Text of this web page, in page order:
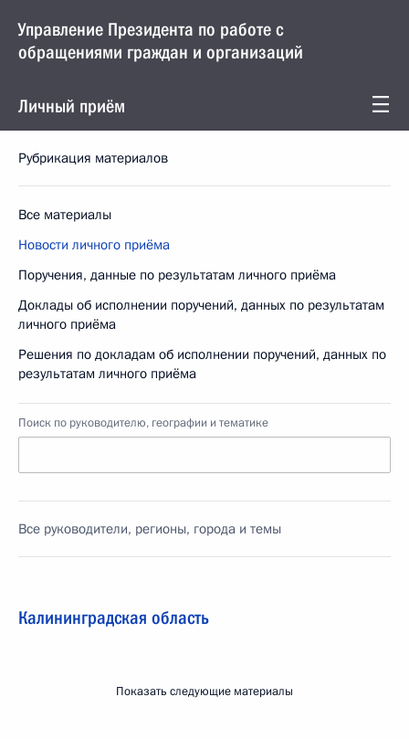
Управление Президента по работе с
обращениями граждан и организаций
Личный приём
Рубрикация материалов
Все материалы
Новости личного приёма
Поручения, данные по результатам личного приёма
Доклады об исполнении поручений, данных по результатам
личного приёма
Решения по докладам об исполнении поручений, данных по
результатам личного приёма
Поиск по руководителю, географии и тематике
Все руководители, регионы, города и темы
Калининградская область
Показать следующие материалы